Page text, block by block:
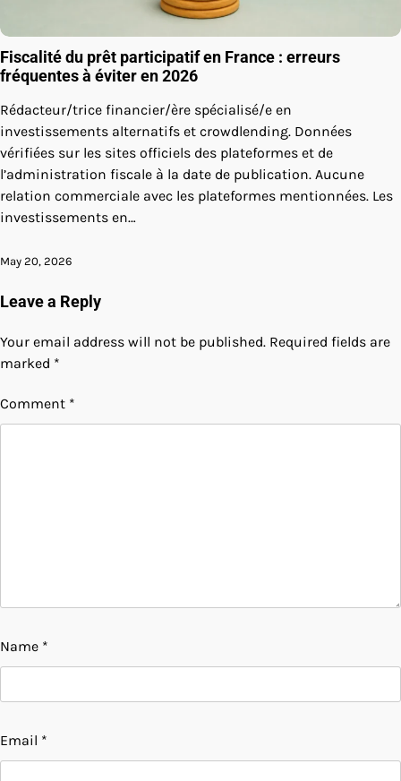
Fiscalité du prêt participatif en France : erreurs
fréquentes à éviter en 2026
Rédacteur/trice financier/ère spécialisé/e en
investissements alternatifs et crowdlending. Données
vérifiées sur les sites officiels des plateformes et de
l’administration fiscale à la date de publication. Aucune
relation commerciale avec les plateformes mentionnées. Les
investissements en…
May 20, 2026
Leave a Reply
Your email address will not be published. Required fields are
marked *
Comment *
Name *
Email *